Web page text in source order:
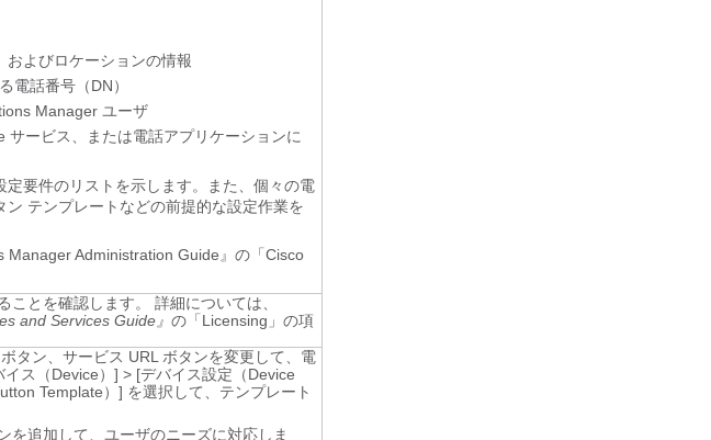
よびロケーションの情報
電話番号（DN）
Manager ユーザ
ービス、または電話アプリケーションに
要件のリストを示します。また、個々の電
テンプレートなどの前提的な設定作業を
Administration Guide』の「Cisco
とを確認します。 詳細については、
and Services Guide』 の「Licensing」の項
タン、サービス URL ボタンを変更して、電
イス（Device）] > [デバイス設定（Device
Template）] を選択して、テンプレート
を追加して、ユーザのニーズに対応しま